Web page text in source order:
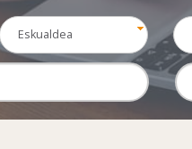
Eskualdea